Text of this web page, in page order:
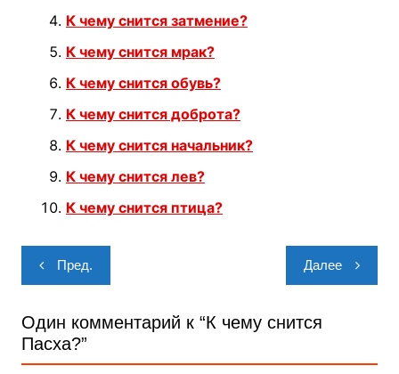
К чему снится затмение?
К чему снится мрак?
К чему снится обувь?
К чему снится доброта?
К чему снится начальник?
К чему снится лев?
К чему снится птица?
Навигация
по
записям
Пред. Далее
Один комментарий к “К чему снится
Пасха?”